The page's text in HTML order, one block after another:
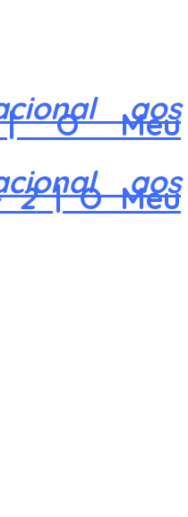
aos
Meu
aos
2| O Meu